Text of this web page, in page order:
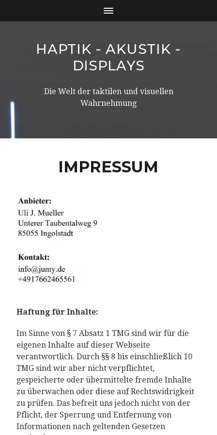
HAPTIK - AKUSTIK -
DISPLAYS
Die Welt der taktilen und visuellen
Wahrnehmung
IMPRESSUM
Haftung für Inhalte:
Im Sinne von § 7 Absatz 1 TMG sind wir für die
eigenen Inhalte auf dieser Webseite
verantwortlich. Durch §§ 8 bis einschließlich 10
TMG sind wir aber nicht verpflichtet,
gespeicherte oder übermittelte fremde Inhalte
zu überwachen oder diese auf Rechtswidrigkeit
zu prüfen. Das befreit uns jedoch nicht von der
Pflicht, der Sperrung und Entfernung von
Informationen nach geltenden Gesetzen